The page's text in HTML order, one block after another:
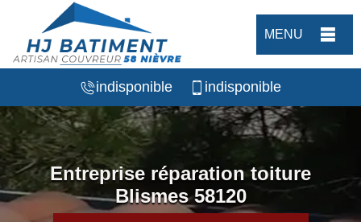
MENU
indisponible indisponible
Entreprise réparation toiture
Blismes 58120